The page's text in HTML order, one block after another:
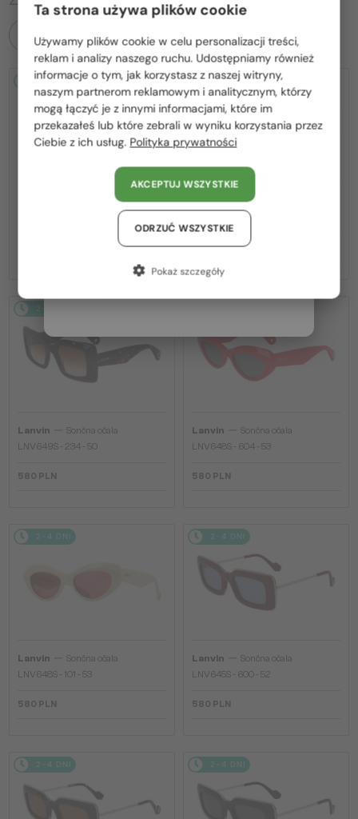
WSZYSTKIE PRODUKTY
2-4 DNI
Sončna očala
2-4 DNI
Lanvin—Sončna očala
LNV652S - 001 - 55
580 PLN
2-4 DNI
Lanvin
Sončna očala
LNV649S - 234 - 50
580 PLN
Lanvin
Sončna očala
LNV648S - 604 - 53
580 PLN
2-4 DNI
Lanvin
Sončna očala
LNV648S - 101 - 53
580 PLN
2-4 DNI
Lanvin
Sončna očala
LNV645S - 600 - 52
580 PLN
2-4 DNI 2-4 DNI
Proszę wybierz z listy odpowiedni dla Ciebie kraj:
Polska / PL
România / RO
Magyarország / HU
United Arab Emirates / EN
Austria / AT
Niemcy / DE
Ta strona używa plików cookie
Używamy plików cookie w celu personalizacji treści,
reklam i analizy naszego ruchu. Udostępniamy również
informacje o tym, jak korzystasz z naszej witryny,
naszym partnerom reklamowym i analitycznym, którzy
mogą łączyć je z innymi informacjami, które im
przekazałeś lub które zebrali w wyniku korzystania przez
Ciebie z ich usług. Polityka prywatności
AKCEPTUJ WSZYSTKIE
ODRZUĆ WSZYSTKIE
Pokaż szczegóły